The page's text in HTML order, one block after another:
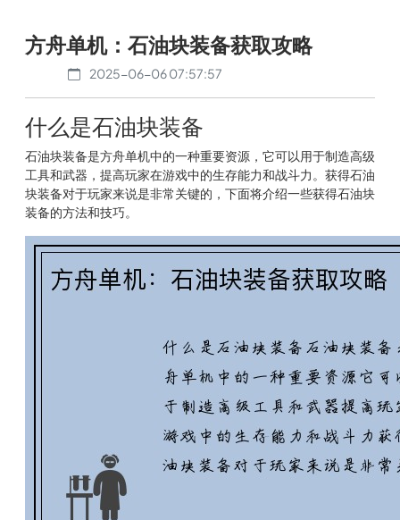
方舟单机：石油块装备获取攻略
2025-06-06 07:57:57
什么是石油块装备
石油块装备是方舟单机中的一种重要资源，它可以用于制造高级
工具和武器，提高玩家在游戏中的生存能力和战斗力。获得石油
块装备对于玩家来说是非常关键的，下面将介绍一些获得石油块
装备的方法和技巧。